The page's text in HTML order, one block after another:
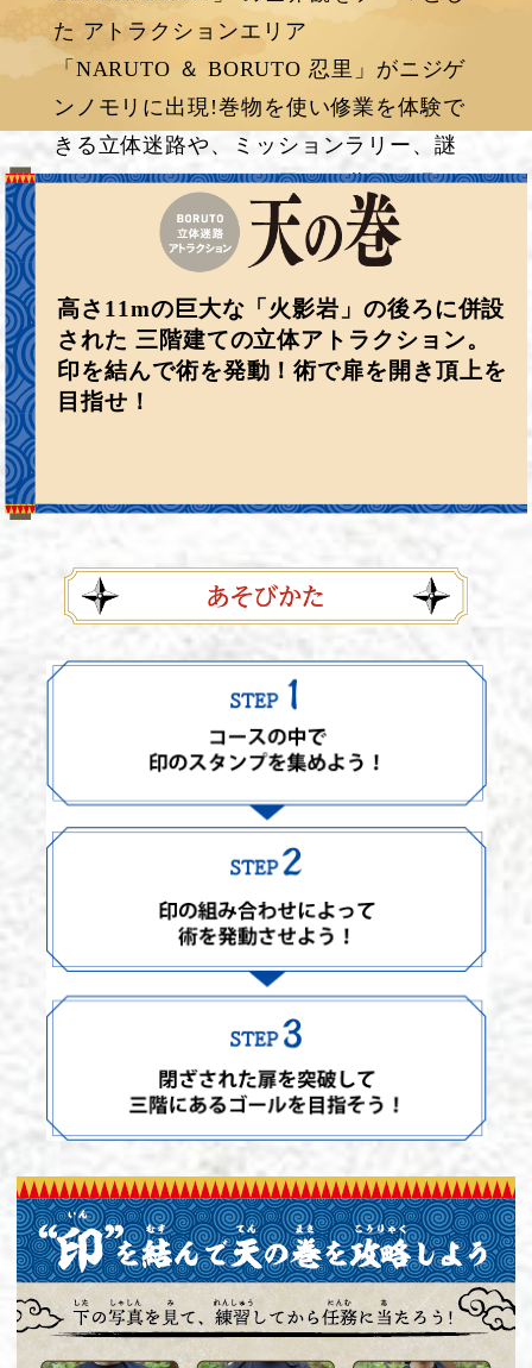
た アトラクションエリア
「NARUTO ＆ BORUTO 忍里」がニジゲ
ンノモリに出現!巻物を使い修業を体験で
きる立体迷路や、ミッションラリー、謎
解きにチャレンジし、忍里の世界を駆け
高さ11mの巨大な「火影岩」の後ろに併設
された 三階建ての立体アトラクション。
印を結んで術を発動！術で扉を開き頂上を
目指せ！